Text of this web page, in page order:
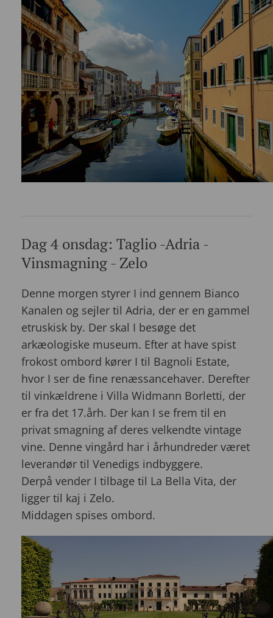
Dag 4 onsdag: Taglio -Adria -
Vinsmagning - Zelo
Denne morgen styrer I ind gennem Bianco
Kanalen og sejler til Adria, der er en gammel
etruskisk by. Der skal I besøge det
arkæologiske museum. Efter at have spist
frokost ombord kører I til Bagnoli Estate,
hvor I ser de fine renæssancehaver. Derefter
til vinkældrene i Villa Widmann Borletti, der
er fra det 17.årh. Der kan I se frem til en
privat smagning af deres velkendte vintage
vine. Denne vingård har i århundreder været
leverandør til Venedigs indbyggere.
Derpå vender I tilbage til La Bella Vita, der
ligger til kaj i Zelo.
Middagen spises ombord.